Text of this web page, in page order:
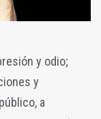
y odio;
y
a